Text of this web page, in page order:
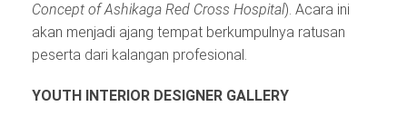
Concept of Ashikaga Red Cross Hospital). Acara ini
akan menjadi ajang tempat berkumpulnya ratusan
peserta dari kalangan profesional.
YOUTH INTERIOR DESIGNER GALLERY